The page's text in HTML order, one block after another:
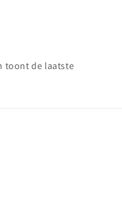
toont de laatste